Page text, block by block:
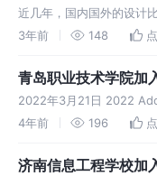
近几年，国内国外的设计
问：比赛究竟能给自己带
2月20日起
3年前 148
青岛职业技术学院
界大赛
2022年3月21日 2022
简称：ACP世界大赛）中
4年前 196
济南信息工程学校